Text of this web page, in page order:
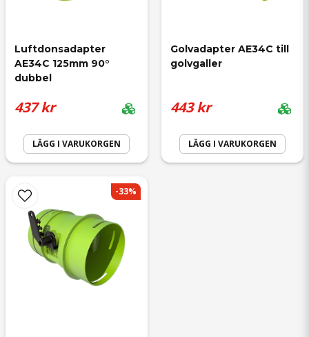
Luftdonsadapter
AE34C 125mm 90°
dubbel
437 kr
LÄGG I VARUKORGEN
Golvadapter AE34C till
golvgaller
443 kr
LÄGG I VARUKORGEN
-33%